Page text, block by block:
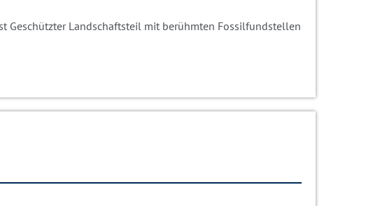
Geschützter Landschaftsteil mit berühmten Fossilfundstellen